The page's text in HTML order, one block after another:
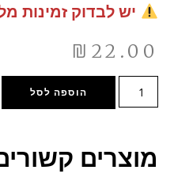
יש לבדוק זמינות
₪ 22.00
הוספה לסל
מוצרים